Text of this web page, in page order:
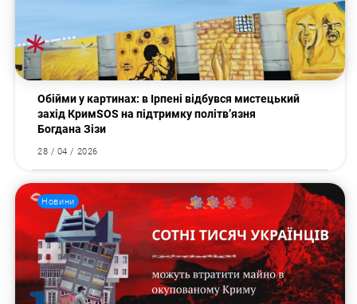
Обійми у картинах: в Ірпені відбувся мистецький
захід КримSOS на підтримку політв’язня
Богдана Зізи
28 / 04 / 2026
Новини